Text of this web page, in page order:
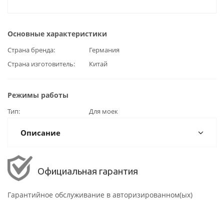
Основные характеристики
Страна бренда
Германия
Страна изготовитель
Китай
Режимы работы
Тип Для моек
Описание
Официальная гарантия
Гарантийное обслуживание в авторизированном(ых)